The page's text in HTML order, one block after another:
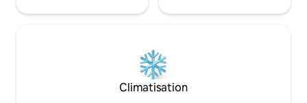
Climatisation